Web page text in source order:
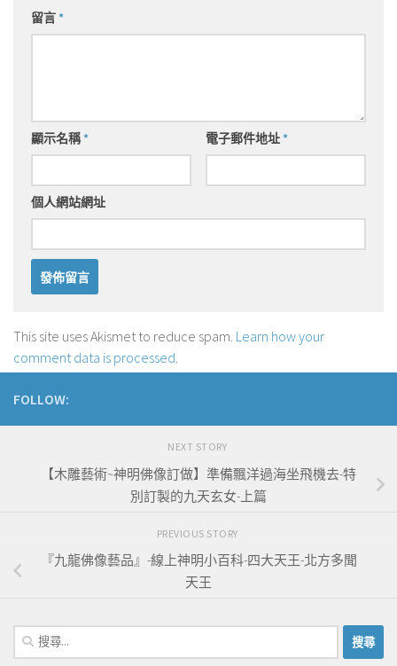
留言*
顯示名稱* 電子郵件地址*
個人網站網址
This site uses Akismet to reduce spam. Learn how your
comment data is processed.
FOLLOW:
NEXT STORY
【木雕藝術~神明佛像訂做】準備飄洋過海坐飛機去-特
別訂製的九天玄女-上篇
PREVIOUS STORY
『九龍佛像藝品』-線上神明小百科-四大天王-北方多聞
天王
搜
尋